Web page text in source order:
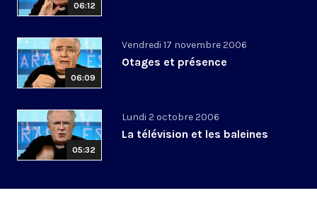
06:12
06:09
Vendredi 17 novembre 2006
Otages et présence
05:32
Lundi 2 octobre 2006
La télévision et les baleines